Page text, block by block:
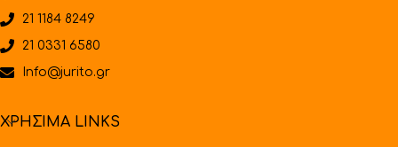
21 1184 8249
21 0331 6580
Info@jurito.gr
ΧΡΗΣΙΜΑ LINKS